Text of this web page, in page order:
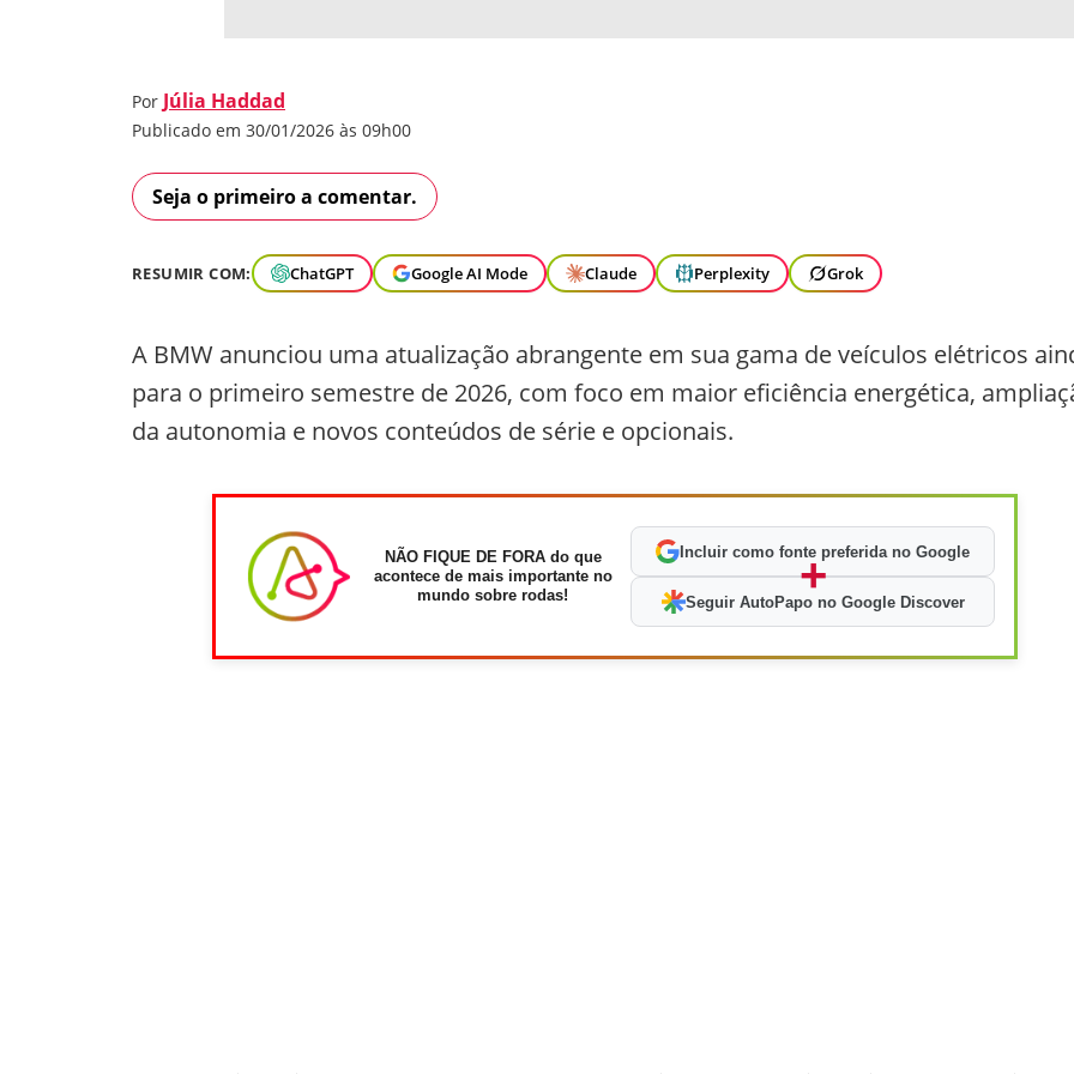
Por Júlia Haddad
Publicado em 30/01/2026 às 09h00
Seja o primeiro a comentar.
RESUMIR COM: ChatGPT Google AI Mode Claude Perplexity Grok
A BMW anunciou uma atualização abrangente em sua gama de veículos elétricos
para o primeiro semestre de 2026, com foco em maior eficiência energética,
da autonomia e novos conteúdos de série e opcionais.
NÃO FIQUE DE FORA do que
acontece de mais importante no
mundo sobre rodas!
Incluir como fonte preferida no Google
+
Seguir AutoPapo no Google Discover